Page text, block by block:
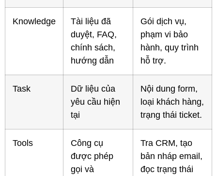
Knowledge
Tài liệu đã
duyệt, FAQ,
chính sách,
hướng dẫn
Gói dịch vụ,
phạm vi bảo
hành, quy trình
hỗ trợ.
Task
Dữ liệu của
yêu cầu hiện
tại
Nội dung form,
loại khách hàng,
trạng thái ticket.
Tools
Công cụ
được phép
gọi và
Tra CRM, tạo
bản nháp email,
đọc trạng thái